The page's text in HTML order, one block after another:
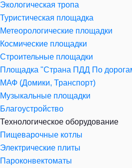
Экологическая тропа
Туристическая площадка
Метеорологические площадки
Космические площадки
Строительные площадки
Площадка "Страна ПДД По
МАФ (Домики, Транспорт)
Музыкальные площадки
Благоустройство
Технологическое оборудование
Пищеварочные котлы
Электрические плиты
Пароконвектоматы